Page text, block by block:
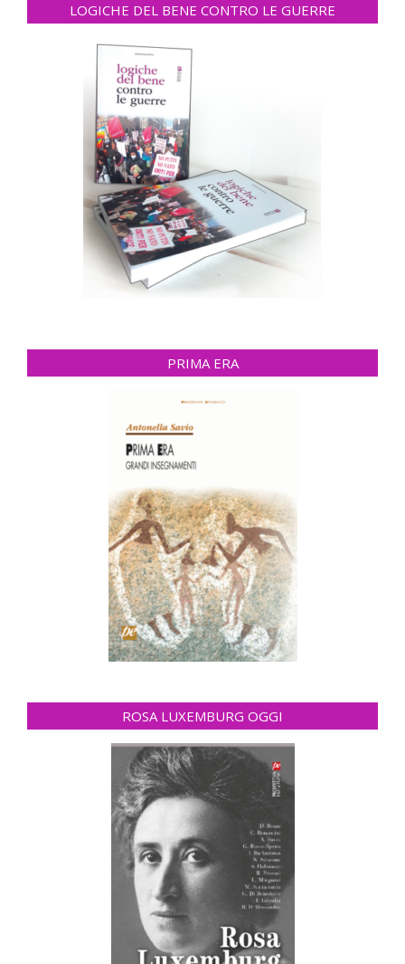
LOGICHE DEL BENE CONTRO LE GUERRE
PRIMA ERA
ROSA LUXEMBURG OGGI